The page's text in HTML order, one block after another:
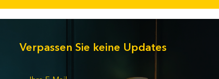
Verpassen Sie keine Updates